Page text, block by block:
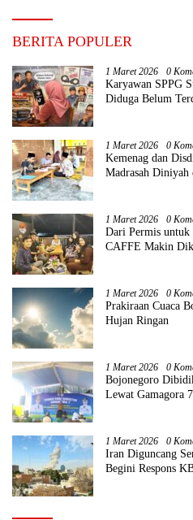
BERITA POPULER
1 Maret 2026 0
Karyawan SPPG
Diduga Belum
1 Maret 2026 0
Kemenag dan
Madrasah Diniyah
1 Maret 2026 0
Dari Permis untuk
CAFFE Makin
1 Maret 2026 0
Prakiraan Cuaca
Hujan Ringan
1 Maret 2026 0
Bojonegoro
Lewat Gamagora 7
1 Maret 2026 0
Iran Diguncang
Begini Respons